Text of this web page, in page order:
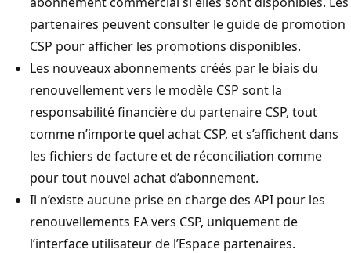
partenaires peuvent consulter le guide de promotion
CSP pour afficher les promotions disponibles.
Les nouveaux abonnements créés par le biais du
renouvellement vers le modèle CSP sont la
responsabilité financière du partenaire CSP, tout
comme n’importe quel achat CSP, et s’affichent dans
les fichiers de facture et de réconciliation comme
pour tout nouvel achat d’abonnement.
Il n’existe aucune prise en charge des API pour les
renouvellements EA vers CSP, uniquement de
l’interface utilisateur de l’Espace partenaires.